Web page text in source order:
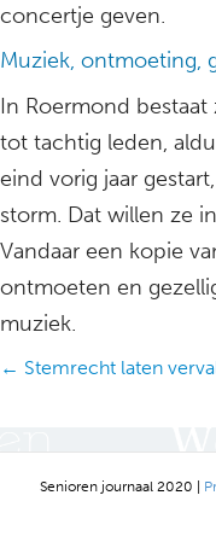
concertje geven.
Muziek, ontmoeting,
In Roermond bestaat
tot tachtig leden,
eind vorig jaar
storm. Dat willen ze
Vandaar een kopie
ontmoeten en
muziek.
Posts
← Stemrecht laten
Senioren journaal 2020 |